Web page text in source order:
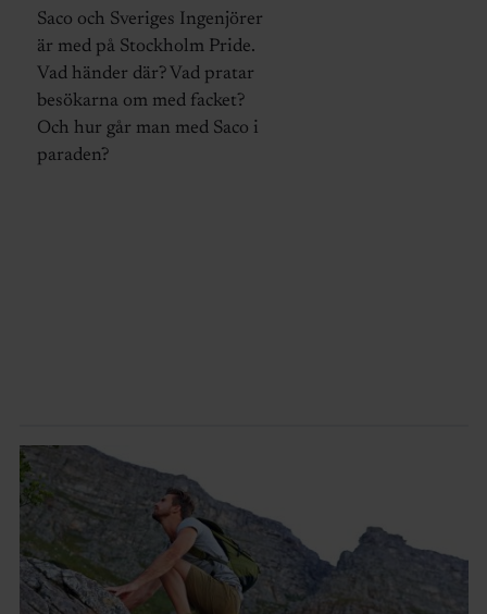
Saco och Sveriges Ingenjörer
är med på Stockholm Pride.
Vad händer där? Vad pratar
besökarna om med facket?
Och hur går man med Saco i
paraden?